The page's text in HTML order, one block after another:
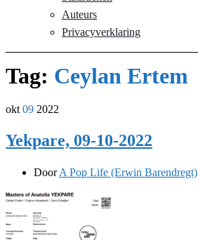
Auteurs
Privacyverklaring
Tag: Ceylan Ertem
okt 09 2022
Yekpare, 09-10-2022
DoorA Pop Life (Erwin Barendregt)